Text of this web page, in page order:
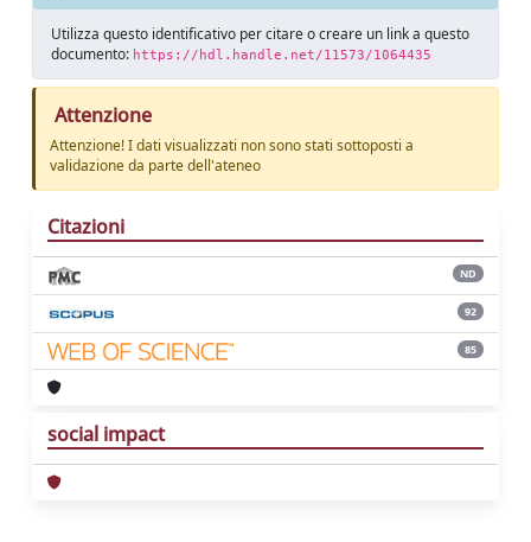
Utilizza questo identificativo per citare o creare un link a questo
documento: https://hdl.handle.net/11573/1064435
Attenzione
Attenzione! I dati visualizzati non sono stati sottoposti a
validazione da parte dell'ateneo
Citazioni
ND
92
85
social impact